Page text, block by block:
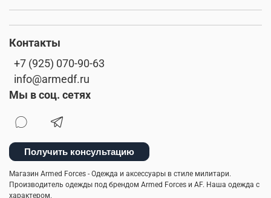
alpha industries футболки и рубашки
качественная одежда
флисовые штаны размеры мужской одежды
такическая одежда фирменная одежда охота
Контакты
+7 (925) 070-90-63
info@armedf.ru
Мы в соц. сетях
Получить консультацию
Магазин Armed Forces - Одежда и аксессуары в стиле милитари.
Производитель одежды под брендом Armed Forces и AF. Наша одежда с
характером.